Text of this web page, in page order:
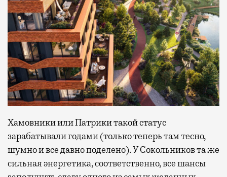
Хамовники или Патрики такой статус
зарабатывали годами (только теперь там тесно,
шумно и все давно поделено). У Сокольников та же
сильная энергетика, соответственно, все шансы